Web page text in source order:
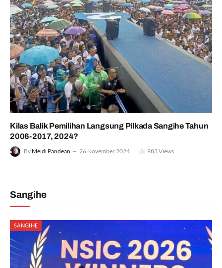
Kilas Balik Pemilihan Langsung Pilkada Sangihe Tahun
2006-2017, 2024?
By Meidi Pandean 26 November 2024 983Views
Sangihe
SANGIHE